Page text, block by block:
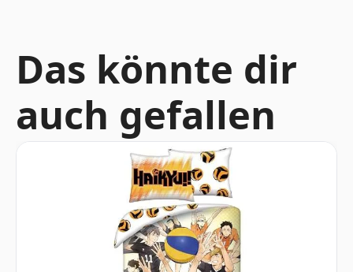
Das könnte dir
auch gefallen